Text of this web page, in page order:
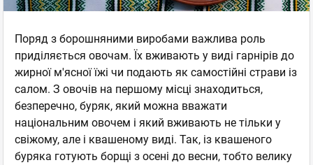
Поряд з борошняними виробами важлива роль
приділяється овочам. Їх вживають у виді гарнірів до
жирної м'ясної їжі чи подають як самостійні страви із
салом. З овочів на першому місці знаходиться,
безперечно, буряк, який можна вважати
національним овочем і який вживають не тільки у
свіжому, але і квашеному виді. Так, із квашеного
буряка готують борщі з осені до весни, тобто велику